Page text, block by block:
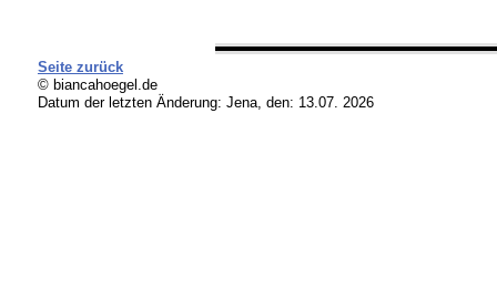
Seite zurück
© biancahoegel.de
Datum der letzten Änderung: Jena, den: 13.07. 2026